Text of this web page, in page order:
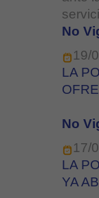
No
19/
LA
No
17/
LA
YA